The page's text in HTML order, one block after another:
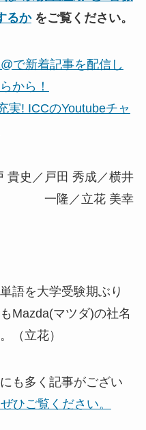
るかをご覧ください。
で新着記事を配信し
から！
実! ICCのYoutubeチャ
貴史／戸田 秀成／横井
一隆／立花 美幸
語を大学受験期ぶり
Mazda(マツダ)の社名
（立花）
も多く記事がござい
ひご覧ください。